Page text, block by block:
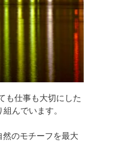
も仕事も大切にした
んでいます。
然のモチーフを最大